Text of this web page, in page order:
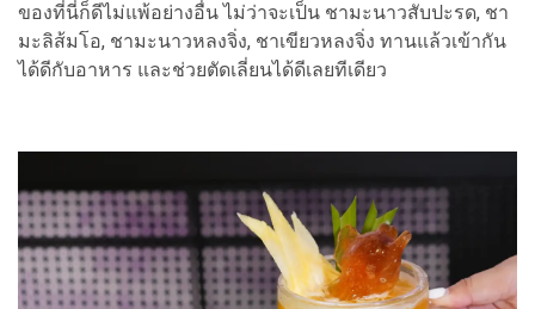
ของที่นี่ก็ดีไม่แพ้อย่างอื่น ไม่ว่าจะเป็น ชามะนาวสับปะรด, ชา
มะลิส้มโอ, ชามะนาวหลงจิ่ง, ชาเขียวหลงจิ่ง ทานแล้วเข้ากัน
ได้ดีกับอาหาร และช่วยตัดเลี่ยนได้ดีเลยทีเดียว